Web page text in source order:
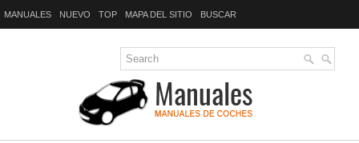
MANUALES NUEVO TOP MAPA DEL SITIO BUSCAR